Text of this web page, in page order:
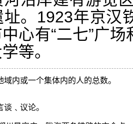
。1923年京汉
心有“二七”广
等。
域内或一个集体内的人的总数。
﹑议论。